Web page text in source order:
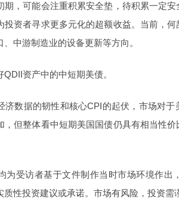
期，可能会注重积累安全垫，待积累一定
投资者寻求更多元化的超额收益。当前，
中游制造业的设备更新等方向。
资产中的中短期美债。
济数据的韧性和核心CPI的起伏，市场对
，但整体看中短期美国国债仍具有相当性
为受访者基于文件制作当时市场环境作出
质性投资建议或承诺。市场有风险，投资需